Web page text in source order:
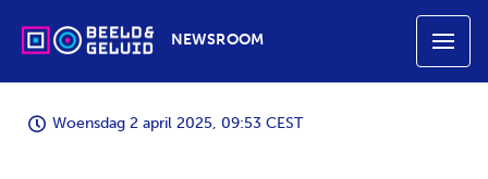
NEWSROOM
Woensdag 2 april 2025, 09:53 CEST